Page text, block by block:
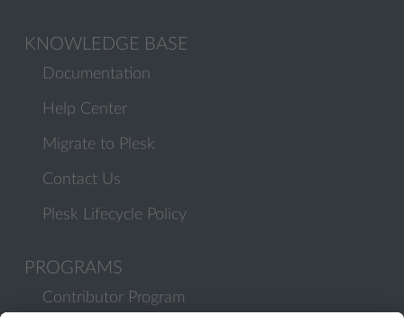
KNOWLEDGE BASE
Documentation
Help Center
Migrate to Plesk
Contact Us
Plesk Lifecycle Policy
PROGRAMS
Contributor Program